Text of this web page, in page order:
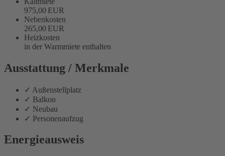
975,00 EUR
Nebenkosten
265,00 EUR
Heizkosten
in der Warmmiete enthalten
Ausstattung / Merkmale
✓ Außenstellplatz
✓ Balkon
✓ Neubau
✓ Personenaufzug
Energieausweis